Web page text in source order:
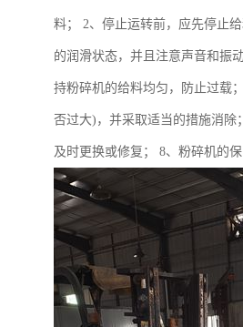
料； 2、停止运转前，应先停止
的润滑状态，并且注意声音和振
持粉碎机的给料均匀，防止过载
否过大)，并采取适当的措施消除
及时更换或修复； 8、粉碎机的